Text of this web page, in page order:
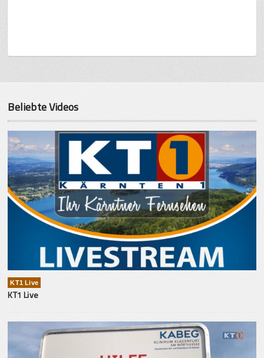
Beliebte Videos
KT1 Live
KT1 Live